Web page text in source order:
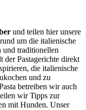
und teilen hier unsere
um die italienische
traditionellen
Pastagerichte direkt
die italienische
und zu
betreiben wir auch
wir Tipps zur
mit Hunden. Unser